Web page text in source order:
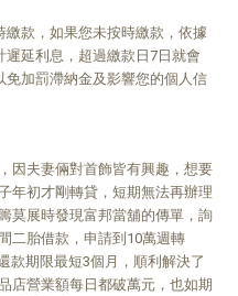
款，如果您未按時繳款，依據
延利息，超過繳款日7日就會
加罰滯納金及影響您的個人信
因夫妻倆對首飾皆有興趣，想要
年初才剛轉貸，短期無法再辦理
莫展時發現富邦當舖的傳單，詢
二胎借款，申請到10萬週轉
款期限最短3個月，順利解決了
店營業額每日都破萬元，也如期